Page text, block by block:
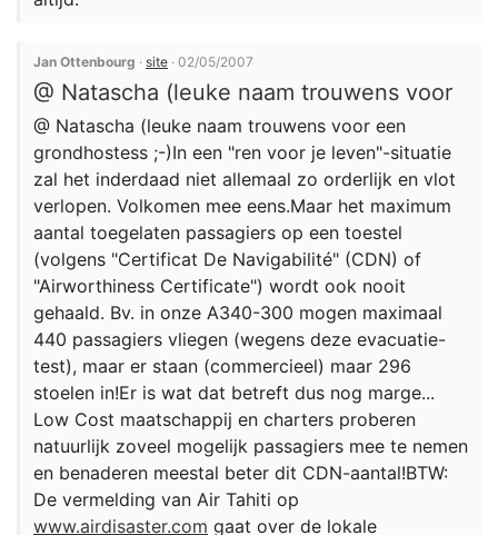
Jan Ottenbourg · site · 02/05/2007
@ Natascha (leuke naam trouwens voor
@ Natascha (leuke naam trouwens voor een
grondhostess ;-)In een "ren voor je leven"-situatie
zal het inderdaad niet allemaal zo orderlijk en vlot
verlopen. Volkomen mee eens.Maar het maximum
aantal toegelaten passagiers op een toestel
(volgens "Certificat De Navigabilité" (CDN) of
"Airworthiness Certificate") wordt ook nooit
gehaald. Bv. in onze A340-300 mogen maximaal
440 passagiers vliegen (wegens deze evacuatie-
test), maar er staan (commercieel) maar 296
stoelen in!Er is wat dat betreft dus nog marge...
Low Cost maatschappij en charters proberen
natuurlijk zoveel mogelijk passagiers mee te nemen
en benaderen meestal beter dit CDN-aantal!BTW:
De vermelding van Air Tahiti op
www.airdisaster.com gaat over de lokale